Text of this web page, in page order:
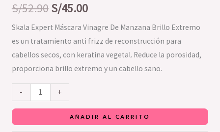
S/52.90 S/45.00
Skala Expert Máscara Vinagre De Manzana Brillo Extremo
es un tratamiento anti frizz de reconstrucción para
cabellos secos, con keratina vegetal. Reduce la porosidad,
proporciona brillo extremo y un cabello sano.
- +
AÑADIR AL CARRITO